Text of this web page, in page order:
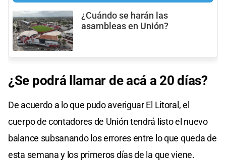
¿Cuándo se harán las
asambleas en Unión?
¿Se podrá llamar de acá a 20 días?
De acuerdo a lo que pudo averiguar El Litoral, el
cuerpo de contadores de Unión tendrá listo el nuevo
balance subsanando los errores entre lo que queda de
esta semana y los primeros días de la que viene.